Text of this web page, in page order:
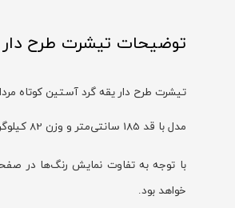
توضیحات تیشرت طرح دار 96800
تیشرت طرح دار یقه گرد آستین کوتاه
مدل با قد 185 سانتی‌متر و وزن 82 کیلوگرم سایز M را پوشیده است
خواهد بود.